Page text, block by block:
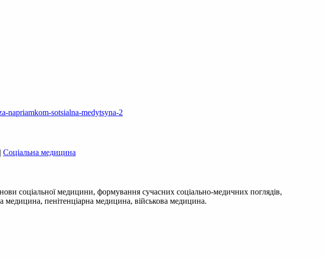
napriamkom-sotsialna-medytsyna-2
Соціальна медицина
соціальної медицини, формування сучасних соціально-медичних поглядів,
медицина, пенітенціарна медицина, військова медицина.